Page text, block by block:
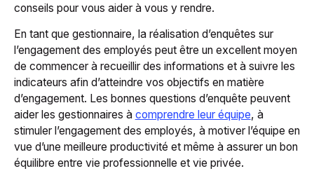
conseils pour vous aider à vous y rendre.
En tant que gestionnaire, la réalisation d’enquêtes sur
l’engagement des employés peut être un excellent moyen
de commencer à recueillir des informations et à suivre les
indicateurs afin d’atteindre vos objectifs en matière
d’engagement. Les bonnes questions d’enquête peuvent
aider les gestionnaires à comprendre leur équipe, à
stimuler l’engagement des employés, à motiver l’équipe en
vue d’une meilleure productivité et même à assurer un bon
équilibre entre vie professionnelle et vie privée.